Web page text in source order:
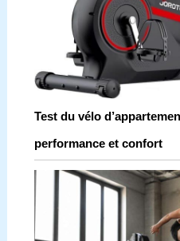
Test du vélo
performance et confort